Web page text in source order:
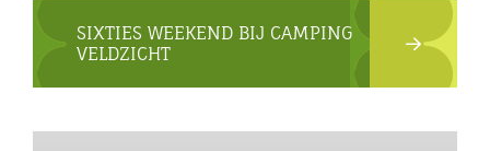
SIXTIES WEEKEND BIJ CAMPING
VELDZICHT